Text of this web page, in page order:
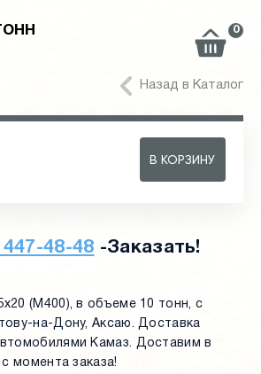
0
Назад в Каталог
В КОРЗИНУ
447-48-48 -Заказать!
(М400), в объеме 10 тонн, с
на-Дону, Аксаю. Доставка
Камаз. Доставим в
момента заказа!